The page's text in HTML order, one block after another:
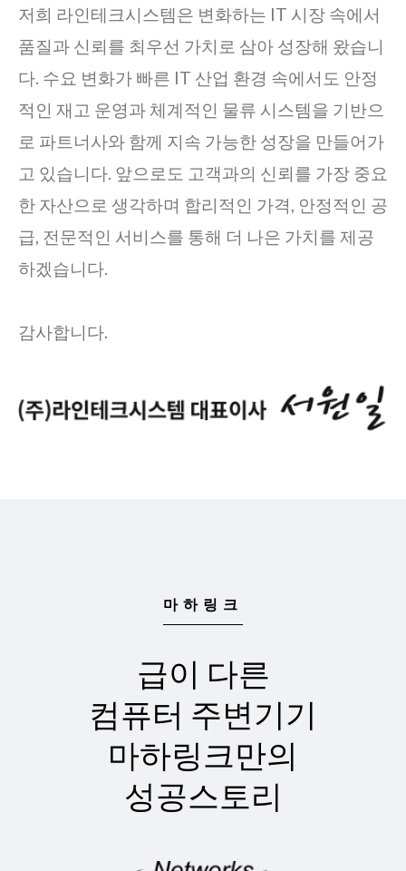
저희 라인테크시스템은 변화하는 IT 시장 속에서
품질과 신뢰를 최우선 가치로 삼아 성장해 왔습니
다. 수요 변화가 빠른 IT 산업 환경 속에서도 안정
적인 재고 운영과 체계적인 물류 시스템을 기반으
로 파트너사와 함께 지속 가능한 성장을 만들어가
고 있습니다. 앞으로도 고객과의 신뢰를 가장 중요
한 자산으로 생각하며 합리적인 가격, 안정적인 공
급, 전문적인 서비스를 통해 더 나은 가치를 제공
하겠습니다.
감사합니다.
마하링크
급이 다른
컴퓨터 주변기기
마하링크만의
성공스토리